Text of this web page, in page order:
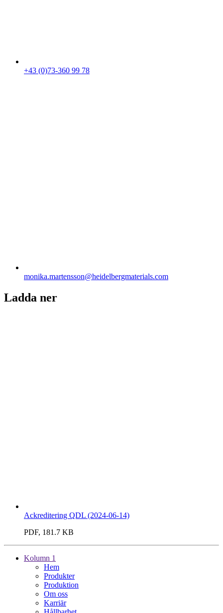
+43 (0)73-360 99 78
monika.martensson​@heidelbergmaterials.com
Ladda ner
Ackreditering QDL (2024-06-14)
PDF, 181.7 KB
Kolumn 1
Hem
Produkter
Produktion
Om oss
Karriär